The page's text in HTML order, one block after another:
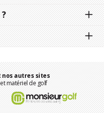
nos autres sites
matériel de golf